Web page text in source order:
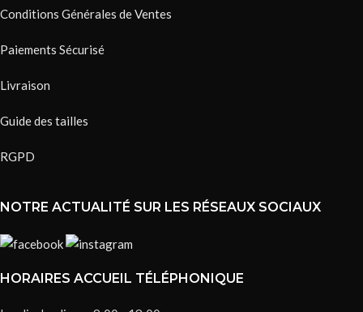
Conditions Générales de Ventes
Paiements Sécurisé
Livraison
Guide des tailles
RGPD
NOTRE ACTUALITÉ SUR LES RÉSEAUX SOCIAUX
HORAIRES ACCUEIL TÉLÉPHONIQUE